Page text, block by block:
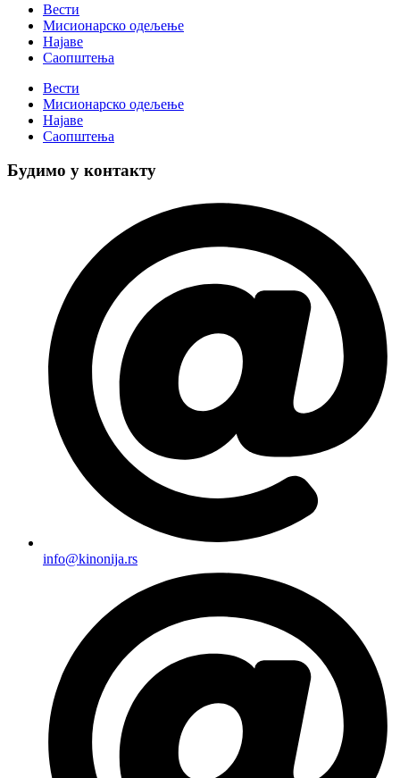
Вести
Мисионарско одељење
Најаве
Саопштења
Вести
Мисионарско одељење
Најаве
Саопштења
Будимо у контакту
info@kinonija.rs